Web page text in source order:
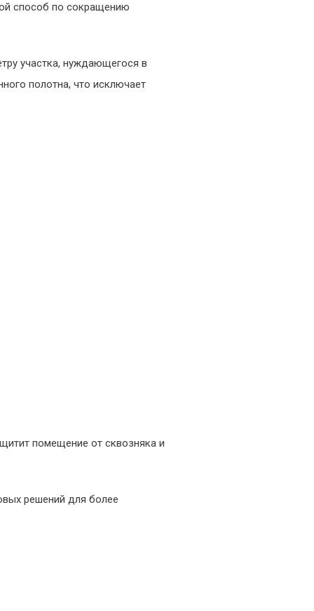
способ по сокращению
участка, нуждающегося в
полотна, что исключает
помещение от сквозняка и
решений для более